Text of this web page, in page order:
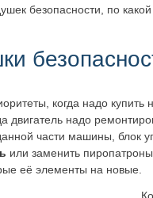
безопасности, по какой
когда надо купить
двигатель надо
части машины, блок
или заменить
её элементы на новые.